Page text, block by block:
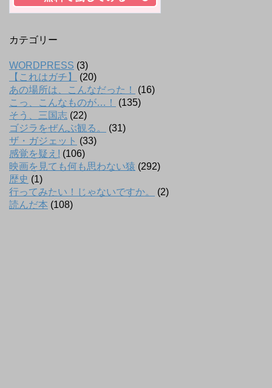
カテゴリー
WORDPRESS (3)
【これはガチ】
(20)
あの場所は、こんなだった！
(16)
こっ、こんなものが…！
(135)
そう、三国志 (22)
ゴジラをぜんぶ観る。
(31)
ザ・ガジェット (33)
感覚を疑え! (106)
映画を見ても何も思わない猿 (292)
歴史 (1)
行ってみたい！じゃないですか。
(2)
読んだ本 (108)